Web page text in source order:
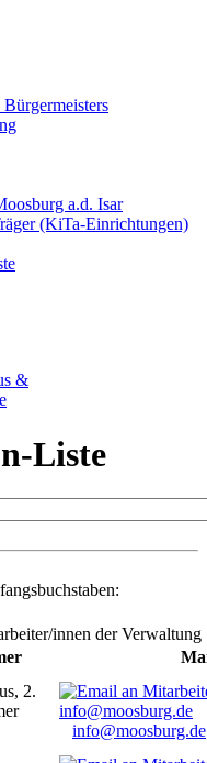
a.d. Isar
(KiTa-Einrichtungen)
&
Liste
innen der Verwaltung
2.
info@moosburg.de